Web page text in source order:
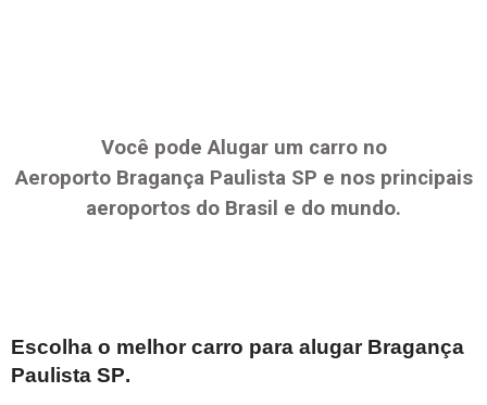
Você pode Alugar um carro no
Aeroporto Bragança Paulista SP e nos principais
aeroportos do Brasil e do mundo.
Escolha o melhor carro para alugar Bragança
Paulista SP.